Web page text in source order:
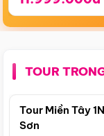
TOUR
Tour Miền Tây
Sơn